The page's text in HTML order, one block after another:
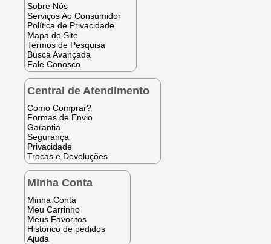
Sobre Nós
Serviços Ao Consumidor
Política de Privacidade
Mapa do Site
Termos de Pesquisa
Busca Avançada
Fale Conosco
Central de Atendimento
Como Comprar?
Formas de Envio
Garantia
Segurança
Privacidade
Trocas e Devoluções
Minha Conta
Minha Conta
Meu Carrinho
Meus Favoritos
Histórico de pedidos
Ajuda